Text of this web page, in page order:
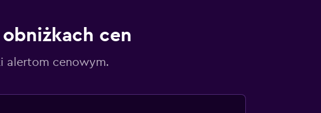
cen
alertom cenowym.